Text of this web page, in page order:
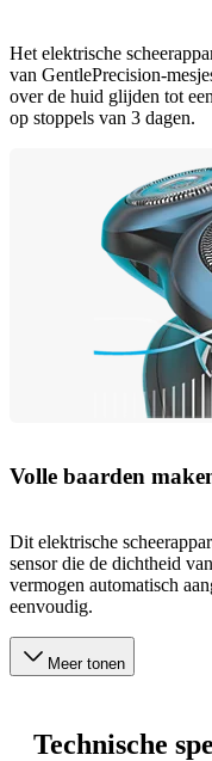
Het elektrische
van GentlePrecision-
over de huid glijden tot
op stoppels van 3 dagen.
Volle baarden
Dit elektrische
sensor die de dichtheid
vermogen automatisch
eenvoudig.
Meer tonen
Technische